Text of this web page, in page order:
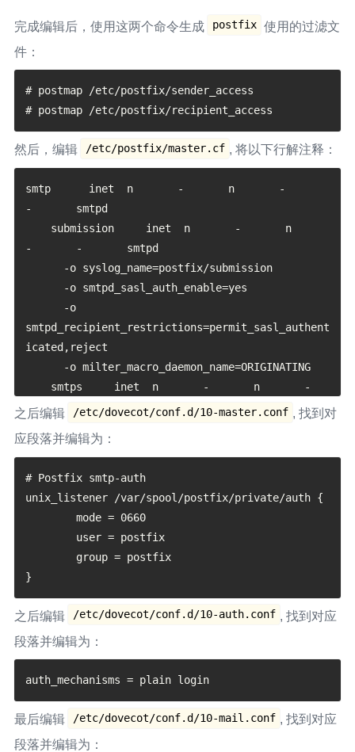
smtpd_tls_received_header = yes
完成编辑后，使用这两个命令生成 postfix 使用的过滤文
件：
# postmap /etc/postfix/sender_access
然后，编辑 /etc/postfix/master.cf , 将以下行解注释：
smtp      inet  n       -       n       -
-       smtpd
-       -       smtpd
smtpd_recipient_restrictions=permit_sasl_authent
icated,reject
-       smtpd
      -o smtpd_sasl_auth_enable=yes
smtpd_recipient_restrictions=permit_sasl_authent
icated,reject
之后编辑 /etc/dovecot/conf.d/10-master.conf , 找到对
应段落并编辑为：
# Postfix smtp-auth
unix_listener /var/spool/postfix/private/auth {
之后编辑 /etc/dovecot/conf.d/10-auth.conf , 找到对应
段落并编辑为：
auth_mechanisms = plain login
最后编辑 /etc/dovecot/conf.d/10-mail.conf , 找到对应
段落并编辑为：